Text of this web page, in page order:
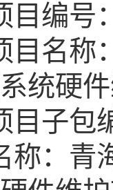
目编号
目名称
统硬
目子包
称：青